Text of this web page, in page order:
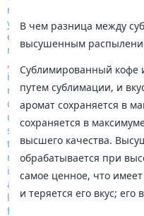
В чем разница между
высушенным
Сублимированный кофе
путем сублимации, и
аромат сохраняется в
сохраняется в
высшего качества.
обрабатывается при
самое ценное, что
и теряется его вкус; его